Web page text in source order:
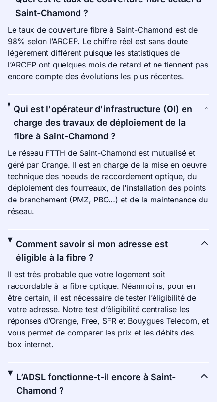
Saint-Chamond ?
Le taux de couverture fibre à Saint-Chamond est de
98% selon l’ARCEP. Le chiffre réel est sans doute
légèrement différent puisque les statistiques de
l’ARCEP ont quelques mois de retard et ne tiennent pas
encore compte des évolutions les plus récentes.
Qui est l'opérateur d'infrastructure (OI) en
charge des travaux de déploiement de la
fibre à Saint-Chamond ?
Le réseau FTTH de Saint-Chamond est mutualisé et
géré par Orange. Il est en charge de la mise en oeuvre
technique des noeuds de raccordement optique, du
déploiement des fourreaux, de l'installation des points
de branchement (PMZ, PBO…) et de la maintenance du
réseau.
Comment savoir si mon adresse est
éligible à la fibre ?
Il est très probable que votre logement soit
raccordable à la fibre optique. Néanmoins, pour en
être certain, il est nécessaire de tester l’éligibilité de
votre adresse. Notre test d’éligibilité centralise les
réponses d’Orange, Free, SFR et Bouygues Telecom, et
vous permet de comparer les prix et les débits des
box internet.
L’ADSL fonctionne-t-il encore à Saint-
Chamond ?